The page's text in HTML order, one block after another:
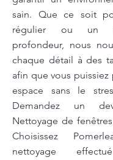
sain. Que ce soit
régulier ou un
profondeur, nous
chaque détail à des
afin que vous
espace sans le
Demandez un
Nettoyage de
Choisissez
nettoyage